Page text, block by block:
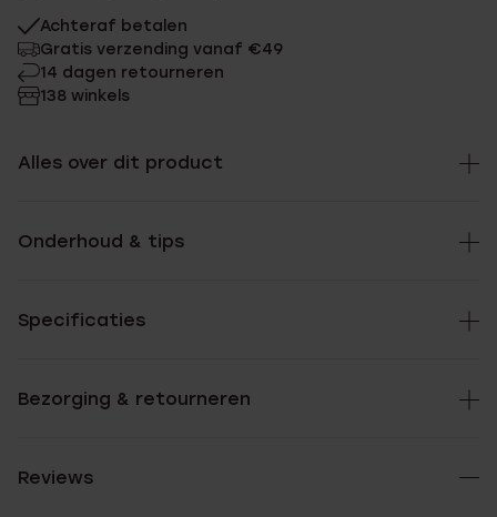
Achteraf betalen
Gratis verzending vanaf €49
14 dagen retourneren
138 winkels
Alles over dit product
Onderhoud & tips
Specificaties
Bezorging & retourneren
Reviews